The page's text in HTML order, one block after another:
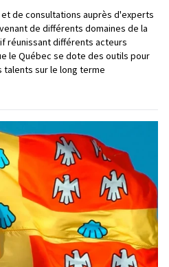
de consultations auprès d'experts
de différents domaines de la
réunissant différents acteurs
le Québec se dote des outils pour
sur le long terme